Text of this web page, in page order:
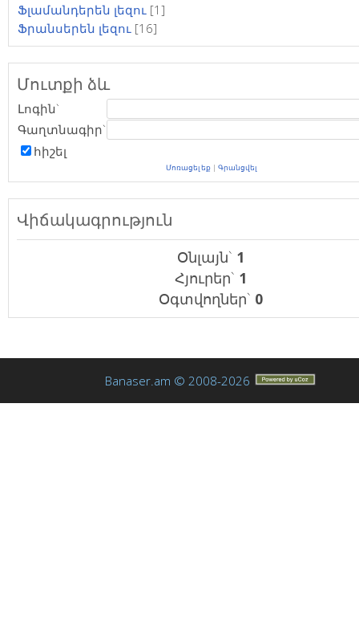
Ֆլամանդերեն լեզու [1]
Ֆրանսերեն լեզու [16]
Մուտքի ձև
Լոգին`
Գաղտնագիր`
հիշել
Մոռացել եք | Գրանցվել
Վիճակագրություն
Օնլայն` 1
Հյուրեր` 1
Օգտվողներ` 0
Banaser.am © 2008-2026